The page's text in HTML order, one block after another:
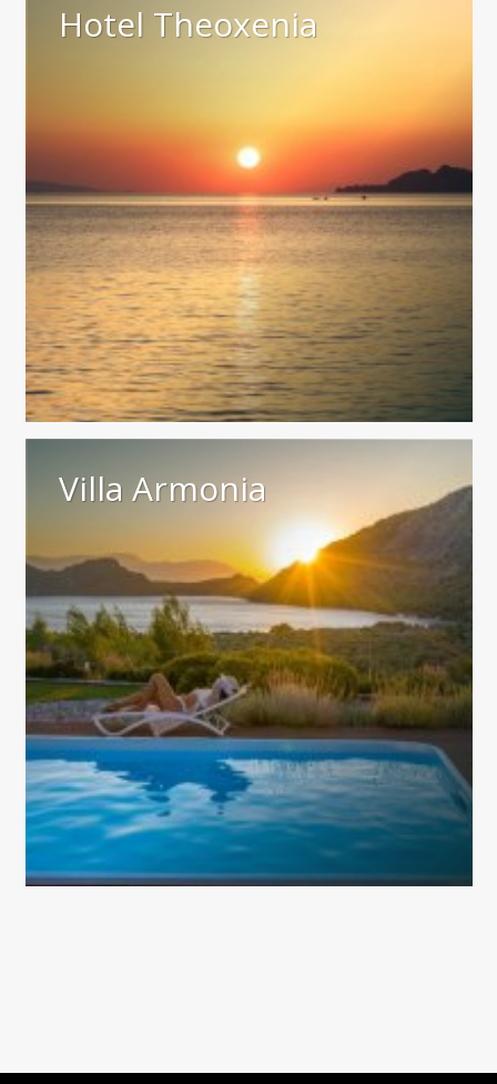
Hotel Theoxenia
Villa Armonia